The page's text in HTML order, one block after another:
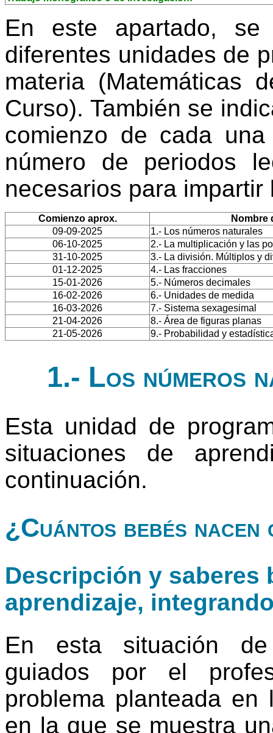
En este apartado, se
diferentes unidades de
materia (Matemáticas
Curso). También se
comienzo de cada
número de periodos
necesarios para
Comienzo aprox.
Nombre
09-09-2025
1.- Los números naturales
06-10-2025
2.- La multiplicación y las
31-10-2025
3.- La división. Múltiplos y
01-12-2025
4.- Las fracciones
15-01-2026
5.- Números decimales
16-02-2026
6.- Unidades de medida
16-03-2026
7.- Sistema sexagesimal
21-04-2026
8.- Área de figuras planas
21-05-2026
9.- Probabilidad y
1.- Los números
Esta unidad de
situaciones de
continuación.
¿Cuántos bebés nacen
Descripción y saberes
aprendizaje,
En esta situación
guiados por el
problema planteada
en la que se muestra